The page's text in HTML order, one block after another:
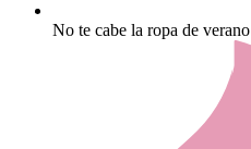
No te cabe la ropa de verano